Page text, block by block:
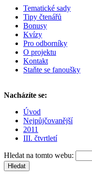
Tematické sady
Tipy čtenářů
Bonusy
Kvízy
Pro odborníky
O projektu
Kontakt
Staňte se fanoušky
Nacházíte se:
Úvod
Nejpůjčovanější
2011
III. čtvrtletí
Hledat na tomto webu: